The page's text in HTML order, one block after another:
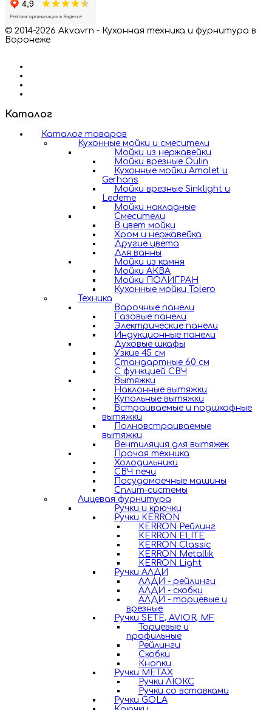
© 2014-2026 Akvavrn - Кухонная техника и фурнитура в
Воронеже
Каталог
Каталог товаров
Кухонные мойки и смесители
Мойки из нержавейки
Мойки врезные Oulin
Кухонные мойки Amalet и
Gerhans
Мойки врезные Sinklight и
Ledeme
Мойки накладные
Смесители
В цвет мойки
Хром и нержавейка
Другие цвета
Для ванны
Мойки из камня
Мойки АКВА
Мойки ПОЛИГРАН
Кухонные мойки Tolero
Техника
Варочные панели
Газовые панели
Электрические панели
Индукционные панели
Духовые шкафы
Узкие 45 см
Стандартные 60 см
С функцией СВЧ
Вытяжки
Наклонные вытяжки
Купольные вытяжки
Встраиваемые и подшкафные
вытяжки
Полновстраиваемые
вытяжки
Вентиляция для вытяжек
Прочая техника
Холодильники
СВЧ печи
Посудомоечные машины
Сплит-системы
Лицевая фурнитура
Ручки и крючки
Ручки KERRON
KERRON Рейлинг
KERRON ELITE
KERRON Classic
KERRON Metallik
KERRON Light
Ручки АЛДИ
АЛДИ - рейлинги
АЛДИ - скобки
АЛДИ - торцевые и
врезные
Ручки SETE, AVIOR, MF
Торцевые и
профильные
Рейлинги
Скобки
Кнопки
Ручки METAX
Ручки ЛЮКС
Ручки со вставками
Ручки GOLA